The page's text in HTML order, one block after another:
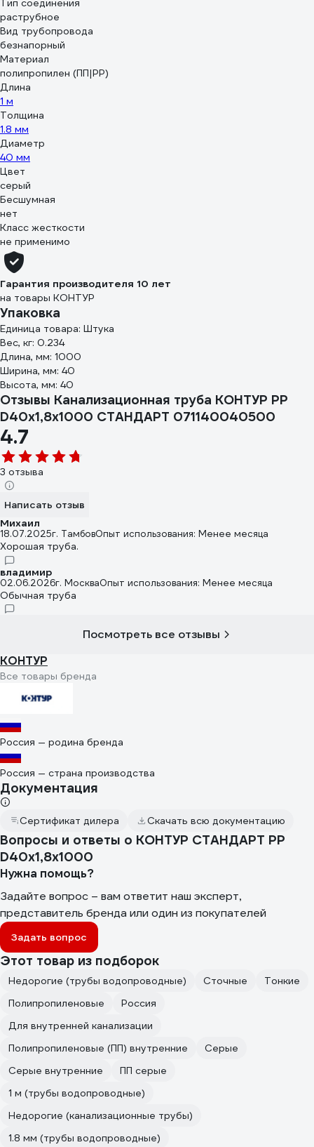
Тип соединения
раструбное
Вид трубопровода
безнапорный
Материал
полипропилен (ПП|PP)
Длина
1 м
Толщина
1.8 мм
Диаметр
40 мм
Цвет
серый
Бесшумная
нет
Класс жесткости
не применимо
Гарантия производителя 10 лет
на товары КОНТУР
Упаковка
Единица товара: Штука
Вес, кг: 0.234
Длина, мм: 1000
Ширина, мм: 40
Высота, мм: 40
Отзывы Канализационная труба КОНТУР РР
D40x1,8x1000 СТАНДАРТ 071140040500
4.7
3 отзыва
Написать отзыв
Михаил
18.07.2025г. ТамбовОпыт использования: Менее месяца
Хорошая труба.
владимир
02.06.2026г. МоскваОпыт использования: Менее месяца
Обычная труба
Посмотреть все отзывы
КОНТУР
Все товары бренда
Россия — родина бренда
Россия — страна производства
Документация
Сертификат дилера Скачать всю документацию
Вопросы и ответы о КОНТУР СТАНДАРТ РР
D40x1,8x1000
Нужна помощь?
Задайте вопрос – вам ответит наш эксперт,
представитель бренда или один из покупателей
Задать вопрос
Этот товар из подборок
Недорогие (трубы водопроводные) Сточные
Тонкие
Полипропиленовые
Россия
Для внутренней канализации
Полипропиленовые (ПП) внутренние
Серые
Серые внутренние
ПП серые
1 м (трубы водопроводные)
Недорогие (канализационные трубы)
1.8 мм (трубы водопроводные)